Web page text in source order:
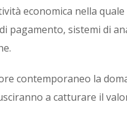
economica nella
pagamento, sistemi di
contemporaneo la
a catturare il